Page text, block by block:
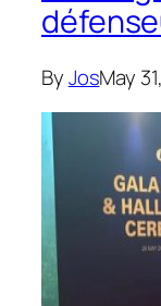
ByJosMay